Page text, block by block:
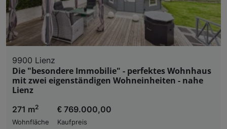
9900 Lienz
Die "besondere Immobilie" - perfektes Wohnhaus
mit zwei eigenständigen Wohneinheiten - nahe
Lienz
271 m2
Wohnfläche
€ 769.000,00
Kaufpreis